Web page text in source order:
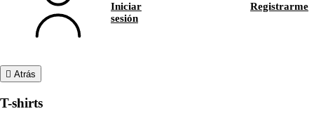
Iniciar
sesión
Registrarme
Atrás
T-shirts